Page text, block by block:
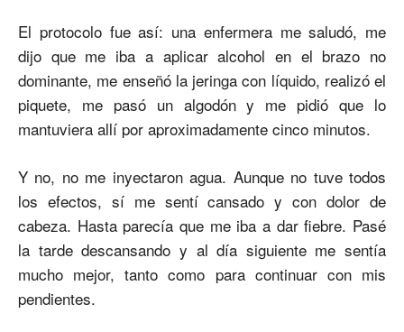
El protocolo fue así: una enfermera me saludó, me
dijo que me iba a aplicar alcohol en el brazo no
dominante, me enseñó la jeringa con líquido, realizó el
piquete, me pasó un algodón y me pidió que lo
mantuviera allí por aproximadamente cinco minutos.
Y no, no me inyectaron agua. Aunque no tuve todos
los efectos, sí me sentí cansado y con dolor de
cabeza. Hasta parecía que me iba a dar fiebre. Pasé
la tarde descansando y al día siguiente me sentía
mucho mejor, tanto como para continuar con mis
pendientes.